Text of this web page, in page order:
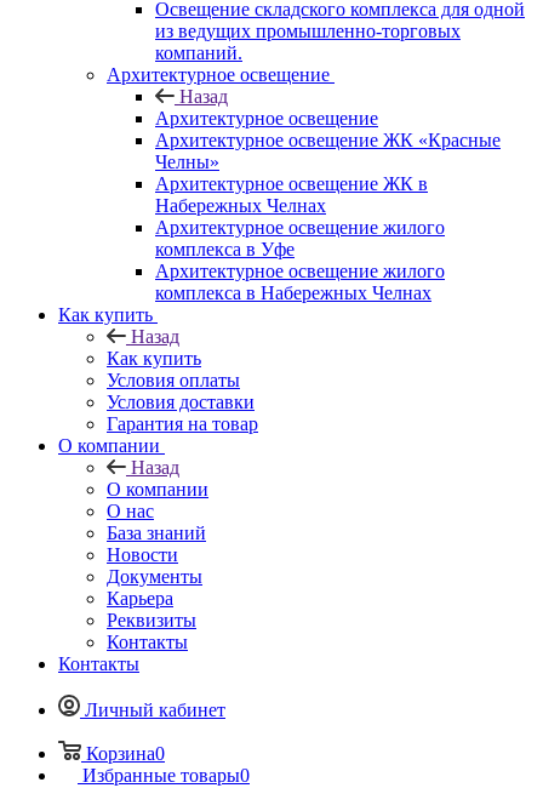
Освещение складского комплекса для одной
из ведущих промышленно-торговых
компаний.
Архитектурное освещение
Назад
Архитектурное освещение
Архитектурное освещение ЖК «Красные
Челны»
Архитектурное освещение ЖК в
Набережных Челнах
Архитектурное освещение жилого
комплекса в Уфе
Архитектурное освещение жилого
комплекса в Набережных Челнах
Как купить
Назад
Как купить
Условия оплаты
Условия доставки
Гарантия на товар
О компании
Назад
О компании
О нас
База знаний
Новости
Документы
Карьера
Реквизиты
Контакты
Контакты
Личный кабинет
Корзина0
Избранные товары0